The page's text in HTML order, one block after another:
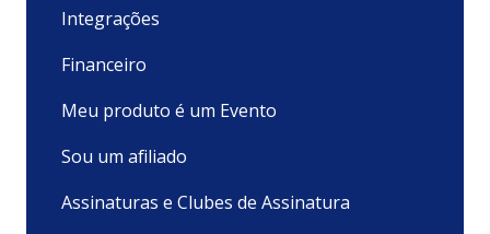
Integrações
Financeiro
Meu produto é um Evento
Sou um afiliado
Assinaturas e Clubes de Assinatura